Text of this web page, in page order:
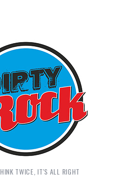
TWICE, IT'S ALL RIGHT